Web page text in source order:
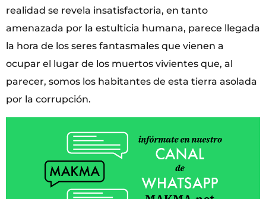
realidad se revela insatisfactoria, en tanto
amenazada por la estulticia humana, parece llegada
la hora de los seres fantasmales que vienen a
ocupar el lugar de los muertos vivientes que, al
parecer, somos los habitantes de esta tierra asolada
por la corrupción.